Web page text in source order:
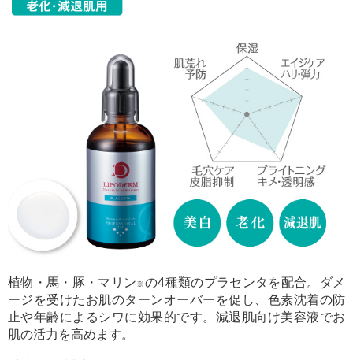
植物・馬・豚・マリン※の4種類のプラセンタを配合。ダメ
ージを受けたお肌のターンオーバーを促し、色素沈着の防
止や年齢によるシワに効果的です。減退肌向け美容液でお
肌の活力を高めます。